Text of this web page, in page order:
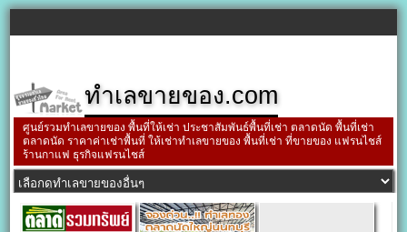
ทำเลขายของ.com
ศูนย์รวมทำเลขายของ พื้นที่ให้เช่า ประชาสัมพันธ์พื้นที่เช่า ตลาดนัด พื้นที่เช่า
ตลาดนัด ราคาค่าเช่าพื้นที่ ให้เช่าทำเลขายของ พื้นที่เช่า ที่ขายของ แฟรนไชส์
ร้านกาแฟ ธุรกิจแฟรนไชส์